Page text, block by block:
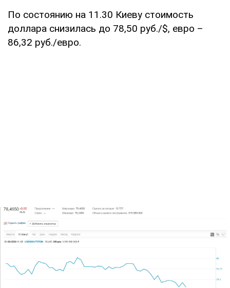
По состоянию на 11.30 Киеву стоимость
доллара снизилась до 78,50 руб./$, евро –
86,32 руб./евро.